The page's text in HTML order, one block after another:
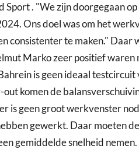
. "We zijn doorgegaan
Ons doel was om het
consistenter te maken." Daar
Marko zeer positief waren
is geen ideaal testcircuit
komen de
is geen groot werkvenster
gewerkt. Daar moeten
gemiddelde snelheid